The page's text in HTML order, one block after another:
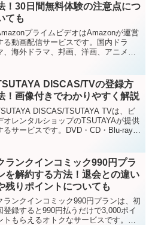
！30日間無料体験の注意点につ
ても
プライムビデオはAmazonが運営
る動画配信サービスです。国内ドラ
、海外ドラマ、邦画、洋画、アニメ、
ています。初回登録に限り30日間の無
体験もできま...
DISCAS/TVの登録方
！画像付きでわかりやすく解説
DISCAS/TSUTAYA TVは、ビ
オレンタルショップのTSUTAYAが提供
るサービスです。DVD・CD・Blu-rayの
TSUTAYA...
ランクインコミック990円プラ
を解約する方法！退会との違い
残りポイントについても
ランクインコミック990円プランは、初
登録すると990円払うだけで3,000ポイ
トもらえるオトクなサービスです。ポ